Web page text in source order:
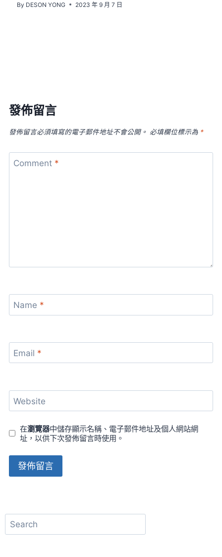
By DESON YONG 2023 年 9 月 7 日
發佈留言
發佈留言必須填寫的電子郵件地址不會公開。 必填欄位標示為 *
Comment *
Name *
Email *
Website
在瀏覽器中儲存顯示名稱、電子郵件地址及個人網站網
址，以供下次發佈留言時使用。
搜
尋